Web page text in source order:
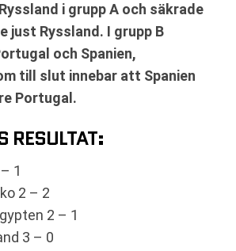
i grupp A och säkrade
just Ryssland. I grupp B
och Spanien,
till slut innebar att Spanien
Portugal.
RESULTAT:
1
2 – 2
2 – 1
3 – 0